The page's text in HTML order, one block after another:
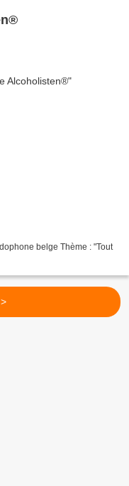
belge Thème : "Tout